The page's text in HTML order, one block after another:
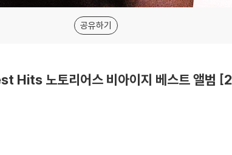
공유하기
노토리어스 비아이지 베스트 앨범